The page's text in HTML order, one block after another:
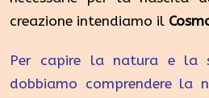
creazione intendiamo il
Per capire la natura e la
dobbiamo comprendere